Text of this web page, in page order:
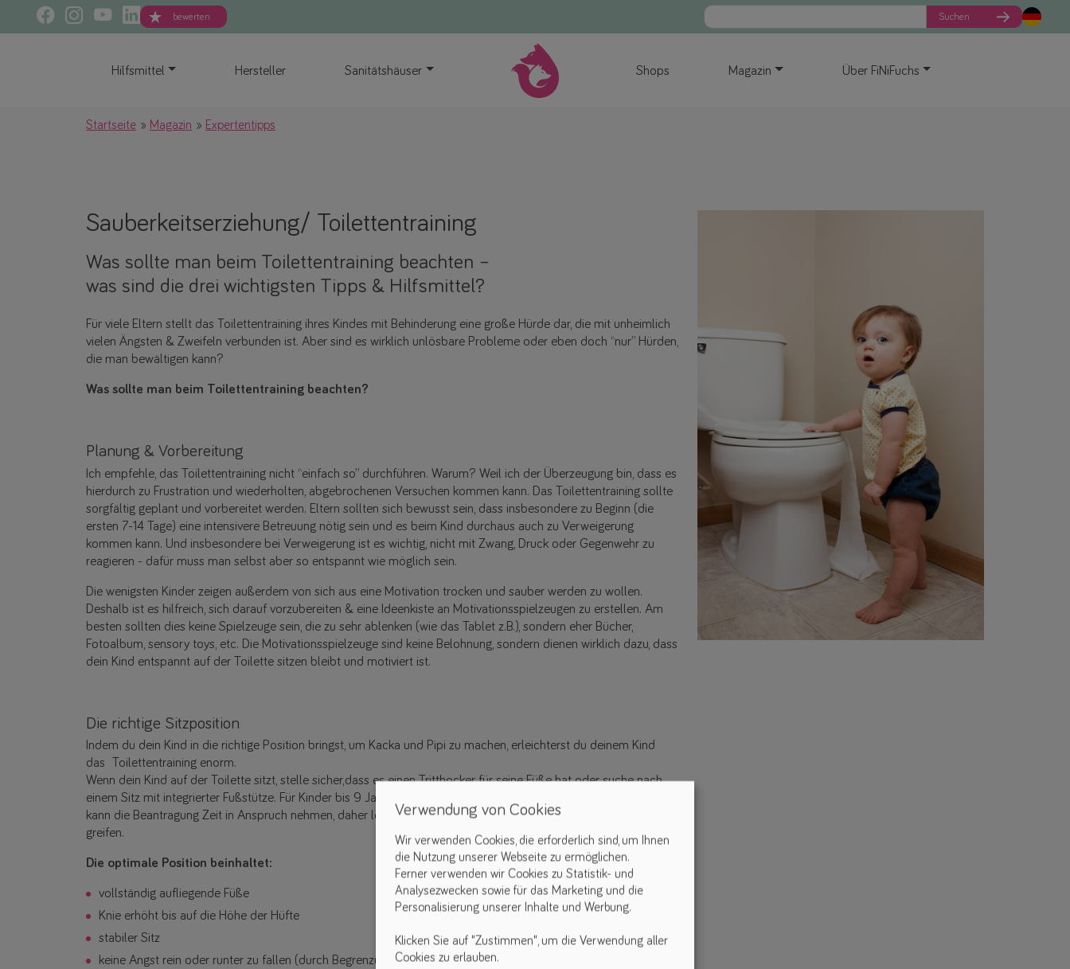
bewerten Suchen
Hilfsmittel Hersteller Sanitätshäuser Shops Magazin Über FiNiFuchs
Startseite Magazin Expertentipps
Sauberkeitserziehung/ Toilettentraining
Was sollte man beim Toilettentraining beachten –
was sind die drei wichtigsten Tipps & Hilfsmittel?
Für viele Eltern stellt das Toilettentraining ihres Kindes mit Behinderung eine große Hürde dar, die mit unheimlich
vielen Ängsten & Zweifeln verbunden ist. Aber sind es wirklich unlösbare Probleme oder eben doch “nur” Hürden,
die man bewältigen kann?
Was sollte man beim Toilettentraining beachten?
Planung & Vorbereitung
Ich empfehle, das Toilettentraining nicht “einfach so” durchführen. Warum? Weil ich der Überzeugung bin, dass es
hierdurch zu Frustration und wiederholten, abgebrochenen Versuchen kommen kann. Das Toilettentraining sollte
sorgfältig geplant und vorbereitet werden. Eltern sollten sich bewusst sein, dass insbesondere zu Beginn (die
ersten 7-14 Tage) eine intensivere Betreuung nötig sein und es beim Kind durchaus auch zu Verweigerung
kommen kann. Und insbesondere bei Verweigerung ist es wichtig, nicht mit Zwang, Druck oder Gegenwehr zu
reagieren - dafür muss man selbst aber so entspannt wie möglich sein.
Die wenigsten Kinder zeigen außerdem von sich aus eine Motivation trocken und sauber werden zu wollen.
Deshalb ist es hilfreich, sich darauf vorzubereiten & eine Ideenkiste an Motivationsspielzeugen zu erstellen. Am
besten sollten dies keine Spielzeuge sein, die zu sehr ablenken (wie das Tablet z.B.), sondern eher Bücher,
Fotoalbum, sensory toys, etc. Die Motivationsspielzeuge sind keine Belohnung, sondern dienen wirklich dazu, dass
dein Kind entspannt auf der Toilette sitzen bleibt und motiviert ist.
Die richtige Sitzposition
Indem du dein Kind in die richtige Position bringst, um Kacka und Pipi zu machen, erleichterst du deinem Kind
das Toilettentraining enorm.
Wenn dein Kind auf der Toilette sitzt, stelle sicher,dass es einen Tritthocker für seine Füße hat oder suche nach
einem Sitz mit integrierter Fußstütze. Für Kinder bis 9 Jahre empfehle ich den
kann die Beantragung Zeit in Anspruch nehmen, daher lohnt es sich bis dahin auf andere Toilettenhilfen zurück zu
greifen.
Die optimale Position beinhaltet:
vollständig aufliegende Füße
Knie erhöht bis auf die Höhe der Hüfte
stabiler Sitz
keine Angst rein oder runter zu fallen (durch Begrenzung, also z.B. Griffe an der Seite)
Verwendung von Cookies
Wir verwenden Cookies, die erforderlich sind, um Ihnen
die Nutzung unserer Webseite zu ermöglichen.
Ferner verwenden wir Cookies zu Statistik- und
Analysezwecken sowie für das Marketing und die
Personalisierung unserer Inhalte und Werbung.
Klicken Sie auf "Zustimmen", um die Verwendung aller
Cookies zu erlauben.